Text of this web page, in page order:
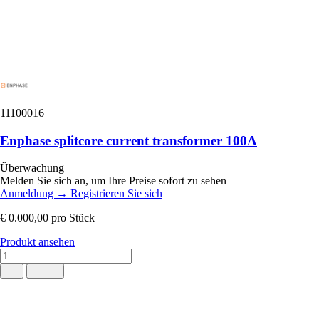
11100016
Enphase splitcore current transformer 100A
Überwachung |
Melden Sie sich an, um Ihre Preise sofort zu sehen
Anmeldung → Registrieren Sie sich
€ 0.000,00 pro Stück
Produkt ansehen